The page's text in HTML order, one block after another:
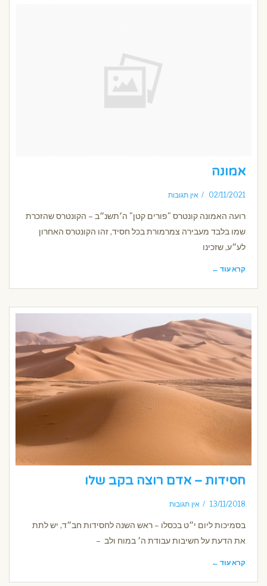
אמונה
02/11/2021 אין תגובות
רועה האמונה קונטרס "פורים קטן" ה׳תשנ״ב – הקונטרס שהזכרת
שמו בלבד מעבירה צמרמורת בכל חסיד, זהו הקונטרס האחרון
לע״ע, שזכינו
קרא עוד ←
חסידות – אדם רוצה בקב שלו
13/11/2018 אין תגובות
בסמיכות ליום י״ט בכסלו – ראש השנה לחסידות חב״ד, יש לתת
את הדעת על חשיבות עבודת ה׳ במוח ולב –
קרא עוד ←